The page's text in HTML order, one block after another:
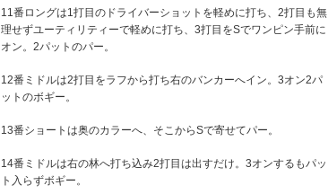
11番ロングは1打目のドライバーショットを軽めに打ち、2打目も無
理せずユーティリティーで軽めに打ち、3打目をSでワンピン手前に
オン。2パットのパー。
12番ミドルは2打目をラフから打ち右のバンカーへイン。3オン2パ
ットのボギー。
13番ショートは奥のカラーへ、そこからSで寄せてパー。
14番ミドルは右の林へ打ち込み2打目は出すだけ。3オンするもパッ
ト入らずボギー。